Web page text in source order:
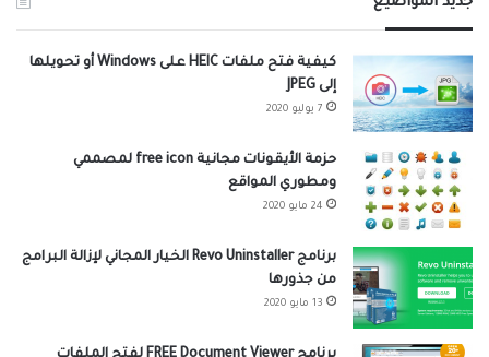
t
e
r
n
e
كيفية فتح ملفات HEIC على Windows أو تحويلها
إلى JPEG
7 يوليو 2020
حزمة الأيقونات مجانية free icon لمصممي
ومطوري المواقع
24 مايو 2020
برنامج Revo Uninstaller الخيار المجاني لإزالة البرامج
من جذورها
13 مايو 2020